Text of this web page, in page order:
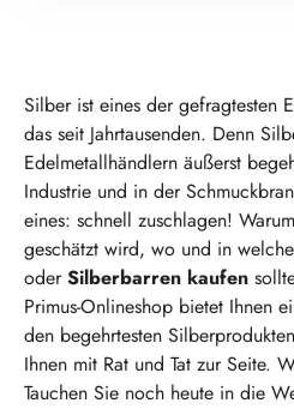
Silber ist eines der gefragtesten
das seit Jahrtausenden. Denn
Edelmetallhändlern äußerst
Industrie und in der
eines: schnell zuschlagen!
geschätzt wird, wo und in
oderSilberbarren kaufen
Primus-Onlineshop bietet Ihnen
den begehrtesten
Ihnen mit Rat und Tat zur Seite.
Tauchen Sie noch heute in die